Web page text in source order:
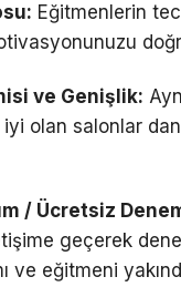
Eğitmenlerin
ve Genişlik:
iyi olan salonlar
/ Ücretsiz
geçerek
ve eğitmeni